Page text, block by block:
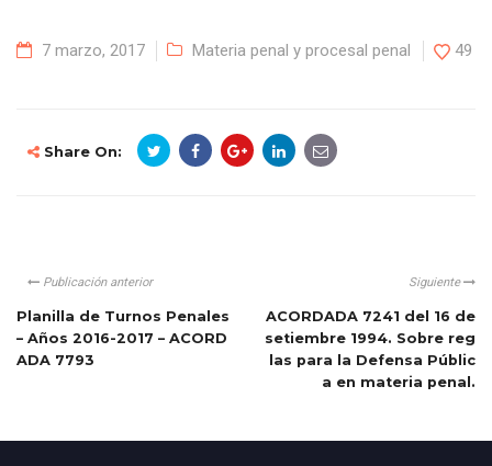
7 marzo, 2017 Materia penal y procesal penal 49
Share On:
Publicación anterior
Planilla de Turnos Penales
– Años 2016-2017 – ACORD
ADA 7793
Siguiente
ACORDADA 7241 del 16 de
setiembre 1994. Sobre reg
las para la Defensa Públic
a en materia penal.